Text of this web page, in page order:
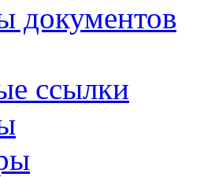
документов
ссылки